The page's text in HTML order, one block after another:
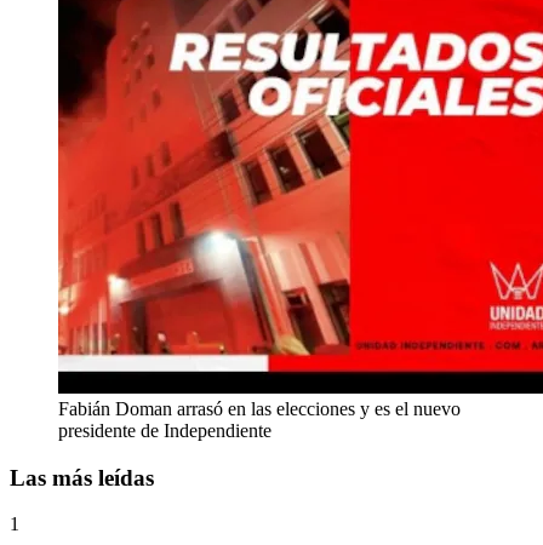
Fabián Doman arrasó en las elecciones y es el nuevo
presidente de Independiente
Las más leídas
1